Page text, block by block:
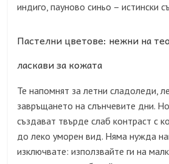
индиго, пауново синьо – истински
Пастелни цветове: нежни на
ласкави за кожата
Те напомнят за летни сладоледи,
завръщането на слънчевите дни.
създават твърде слаб контраст с
до леко уморен вид. Няма нужда
изключвате: използвайте ги на